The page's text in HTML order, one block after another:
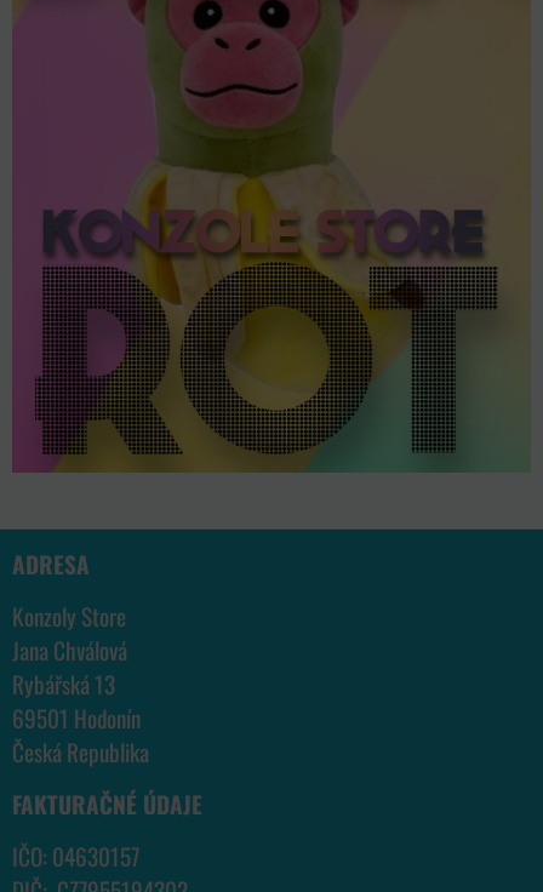
ADRESA
Konzoly Store
Jana Chválová
Rybářská 13
69501 Hodonín
Česká Republika
FAKTURAČNÉ ÚDAJE
IČO: 04630157